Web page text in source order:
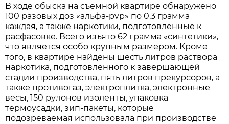
В ходе обыска на съемной квартире обнаружено
100 разовых доз «альфа-pvp» по 0,3 грамма
каждая, а также наркотики, подготовленные к
расфасовке. Всего изъято 62 грамма «синтетики»,
что является особо крупным размером. Кроме
того, в квартире найдены шесть литров раствора
наркотика, подготовленного к завершающей
стадии производства, пять литров прекурсоров, а
также противогаз, электроплитка, электронные
весы, 150 рулонов изоленты, упаковка
термоусадки, зип-пакеты, которые
подозреваемая использовала при производстве